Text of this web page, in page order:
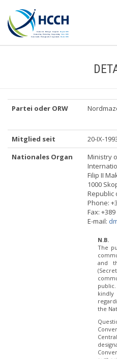
Partei oder ORW
Mitglied seit
20-IX-
Nationales Organ
Ministry
Filip II
1000
Republic
Phone:
Fax:
E-mail:
N.B.
The
and
the